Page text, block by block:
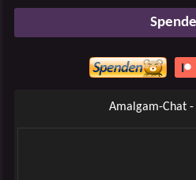
Amalgam-Chat -